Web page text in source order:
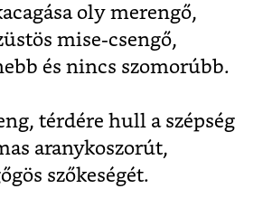
oly merengő,
mise-csengő,
és nincs szomorúbb.
térdére hull a szépség
aranykoszorút,
szőkeségét.